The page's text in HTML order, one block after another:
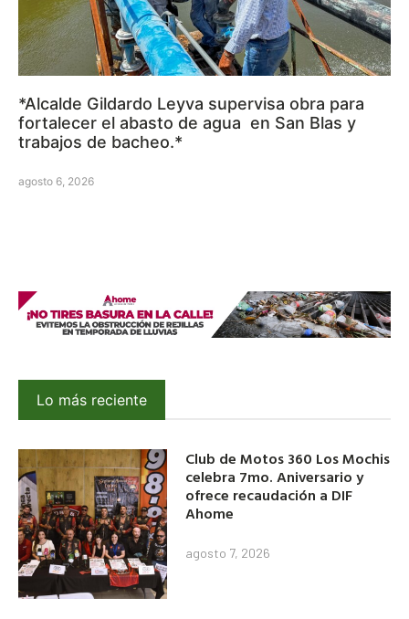
*Alcalde Gildardo Leyva supervisa obra para
fortalecer el abasto de agua en San Blas y
trabajos de bacheo.*
agosto 6, 2026
Lo más reciente
Club de Motos 360 Los Mochis
celebra 7mo. Aniversario y
ofrece recaudación a DIF
Ahome
agosto 7, 2026